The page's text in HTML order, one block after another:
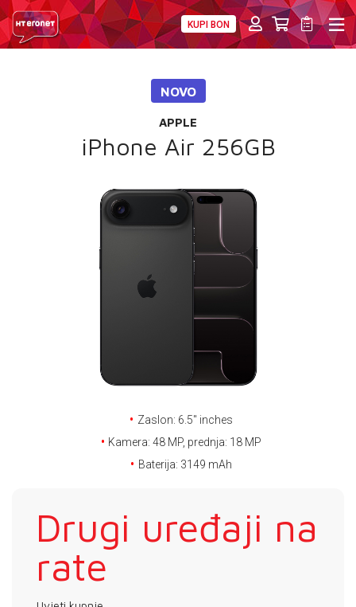
KUPI BON
PRIJENOS BROJA
TELEFONSKI IMENIK
NOVO
APPLE
iPhone Air 256GB
Zaslon: 6.5'' inches
Kamera: 48 MP, prednja: 18 MP
Baterija: 3149 mAh
Drugi uređaji na
rate